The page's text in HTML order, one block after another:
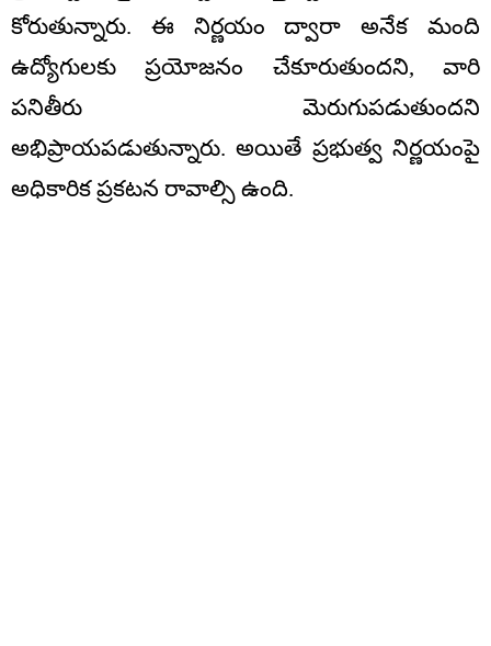
కోరుతున్నారు. ఈ నిర్ణయం ద్వారా అనేక మంది
ఉద్యోగులకు ప్రయోజనం చేకూరుతుందని, వారి
పనితీరు మెరుగుపడుతుందని
అభిప్రాయపడుతున్నారు. అయితే ప్రభుత్వ నిర్ణయంపై
అధికారిక ప్రకటన రావాల్సి ఉంది.